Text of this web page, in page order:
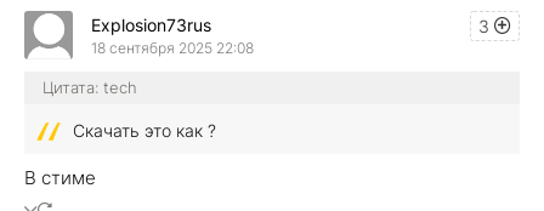
3
Explosion73rus
18 сентября 2025 22:08
Цитата: tech
Скачать это как ?
В стиме